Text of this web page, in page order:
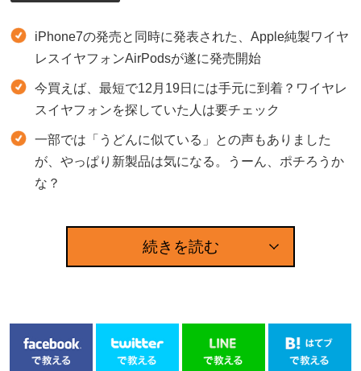
iPhone7の発売と同時に発表された、Apple純製ワイヤ
レスイヤフォンAirPodsが遂に発売開始
今買えば、最短で12月19日には手元に到着？ワイヤレ
スイヤフォンを探していた人は要チェック
一部では「うどんに似ている」との声もありました
が、やっぱり新製品は気になる。うーん、ポチろうか
な？
続きを読む